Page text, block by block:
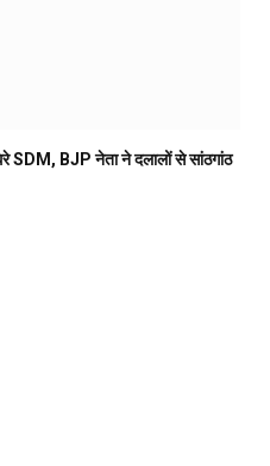
SDM, BJP नेता ने दलालों से सांठगांठ